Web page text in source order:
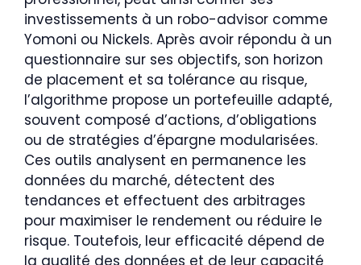
investissements à un robo-advisor comme
Yomoni ou Nickels. Après avoir répondu à un
questionnaire sur ses objectifs, son horizon
de placement et sa tolérance au risque,
l’algorithme propose un portefeuille adapté,
souvent composé d’actions, d’obligations
ou de stratégies d’épargne modularisées.
Ces outils analysent en permanence les
données du marché, détectent des
tendances et effectuent des arbitrages
pour maximiser le rendement ou réduire le
risque. Toutefois, leur efficacité dépend de
la qualité des données et de leur capacité